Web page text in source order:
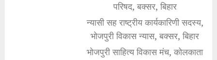
परिषद, बक्सर, बिहार
न्यासी सह राष्ट्रीय कार्यकारिणी सदस्य,
भोजपुरी विकास न्यास, बक्सर, बिहार
भोजपुरी साहित्य विकास मंच, कोलकाता